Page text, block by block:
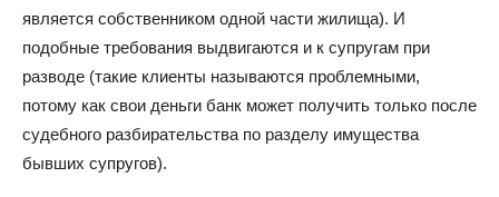
является собственником одной части жилища). И
подобные требования выдвигаются и к супругам при
разводе (такие клиенты называются проблемными,
потому как свои деньги банк может получить только после
судебного разбирательства по разделу имущества
бывших супругов).